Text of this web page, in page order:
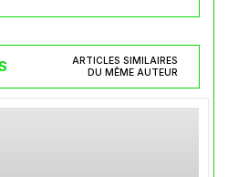
ARTICLES SIMILAIRES
DU MÊME AUTEUR